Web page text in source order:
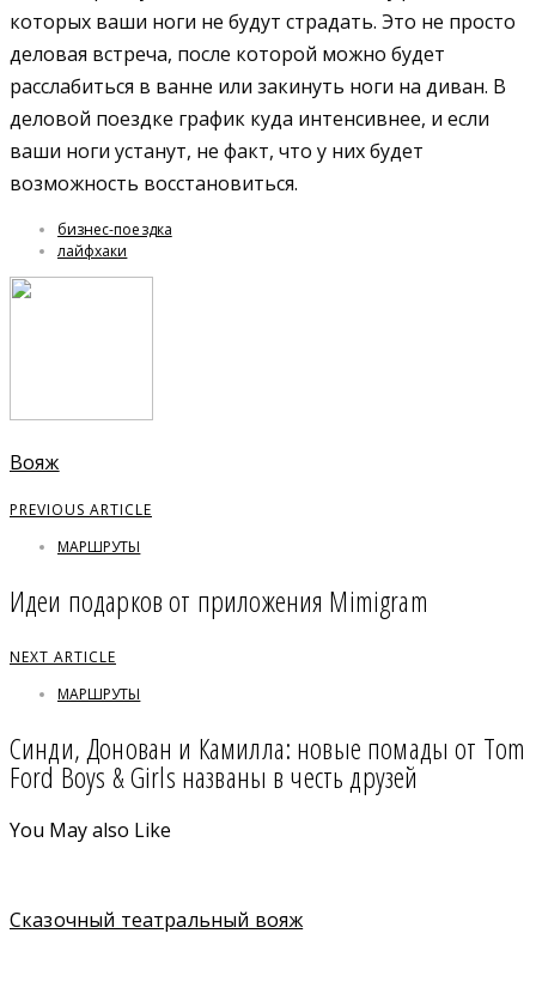
которых ваши ноги не будут страдать. Это не просто
деловая встреча, после которой можно будет
расслабиться в ванне или закинуть ноги на диван. В
деловой поездке график куда интенсивнее, и если
ваши ноги устанут, не факт, что у них будет
возможность восстановиться.
бизнес-поездка
лайфхаки
Вояж
PREVIOUS ARTICLE
МАРШРУТЫ
Идеи подарков от приложения Mimigram
NEXT ARTICLE
МАРШРУТЫ
Синди, Донован и Камилла: новые помады от Tom
Ford Boys & Girls названы в честь друзей
You May also Like
Сказочный театральный вояж